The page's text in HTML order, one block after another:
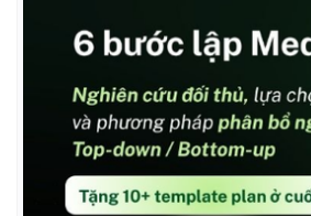
Pháp luật
Tin nóng
Tư vấn luật
Quân
Vũ khí
Việt
Phân